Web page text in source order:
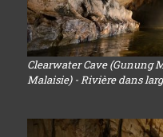
Clearwater Cave (Gunung
Malaisie) - Rivière dans